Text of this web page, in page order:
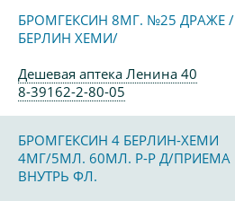
БРОМГЕКСИН 8МГ. №25 ДРАЖЕ /
БЕРЛИН ХЕМИ/
Дешевая аптека Ленина 40
8-39162-2-80-05
БРОМГЕКСИН 4 БЕРЛИН-ХЕМИ
4МГ/5МЛ. 60МЛ. Р-Р Д/ПРИЕМА
ВНУТРЬ ФЛ.